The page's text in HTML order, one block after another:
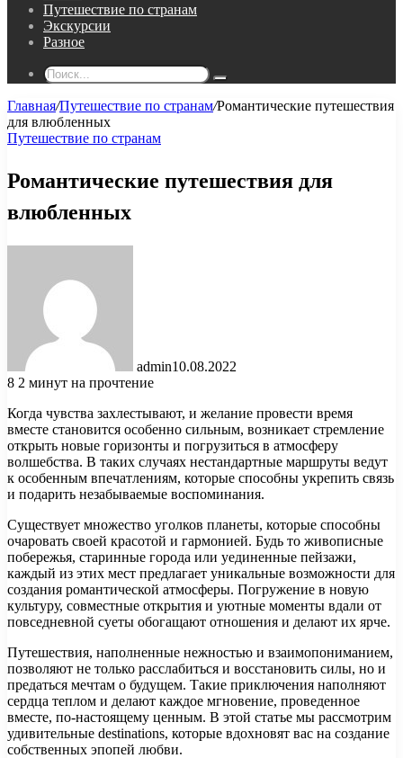
Путешествие по странам
Экскурсии
Разное
Поиск...
Главная/Путешествие по странам/Романтические путешествия
для влюбленных
Путешествие по странам
Романтические путешествия для
влюбленных
admin10.08.2022
8 2 минут на прочтение
Когда чувства захлестывают, и желание провести время
вместе становится особенно сильным, возникает стремление
открыть новые горизонты и погрузиться в атмосферу
волшебства. В таких случаях нестандартные маршруты ведут
к особенным впечатлениям, которые способны укрепить связь
и подарить незабываемые воспоминания.
Существует множество уголков планеты, которые способны
очаровать своей красотой и гармонией. Будь то живописные
побережья, старинные города или уединенные пейзажи,
каждый из этих мест предлагает уникальные возможности для
создания романтической атмосферы. Погружение в новую
культуру, совместные открытия и уютные моменты вдали от
повседневной суеты обогащают отношения и делают их ярче.
Путешествия, наполненные нежностью и взаимопониманием,
позволяют не только расслабиться и восстановить силы, но и
предаться мечтам о будущем. Такие приключения наполняют
сердца теплом и делают каждое мгновение, проведенное
вместе, по-настоящему ценным. В этой статье мы рассмотрим
удивительные destinations, которые вдохновят вас на создание
собственных эпопей любви.